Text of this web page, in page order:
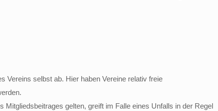
Vereins selbst ab. Hier haben Vereine relativ freie
gelten, greift im Falle eines Unfalls in der Regel